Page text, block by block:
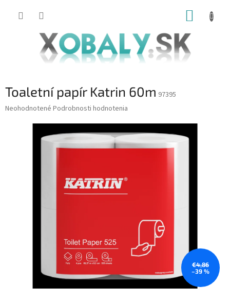
Toaletní papír Katrin 60m 97395
Priemerné
Neohodnotené Podrobnosti hodnotenia
€4,86
–39 %